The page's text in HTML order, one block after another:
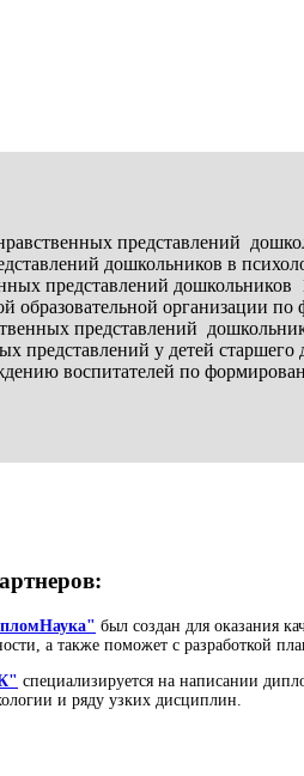
представлений
дошкольников в
представлений дошкольников
образовательной организации
представлений
представлений у детей старшего
воспитателей по
был создан для оказания
а также поможет с разработкой
специализируется на написании
и ряду узких дисциплин.